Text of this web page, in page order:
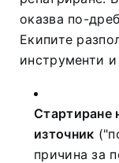
оказва по-
Екипите
инструменти
Стартиране
източник
причина за